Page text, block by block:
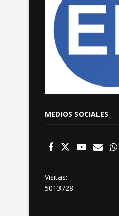
MEDIOS SOCIALES
Visitas:
5013728